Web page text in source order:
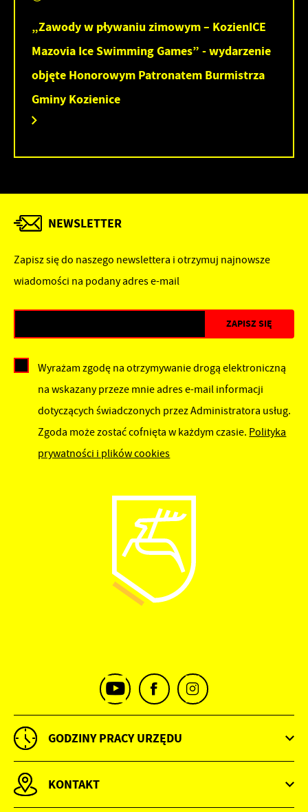
„Zawody w pływaniu zimowym – KozienICE
Mazovia Ice Swimming Games” - wydarzenie
objęte Honorowym Patronatem Burmistrza
Gminy Kozienice
NEWSLETTER
Zapisz się do naszego newslettera i otrzymuj najnowsze
wiadomości na podany adres e-mail
Wyrażam zgodę na otrzymywanie drogą elektroniczną
na wskazany przeze mnie adres e-mail informacji
dotyczących świadczonych przez Administratora usług.
Zgoda może zostać cofnięta w każdym czasie. Polityka
prywatności i plików cookies
GODZINY PRACY URZĘDU
KONTAKT